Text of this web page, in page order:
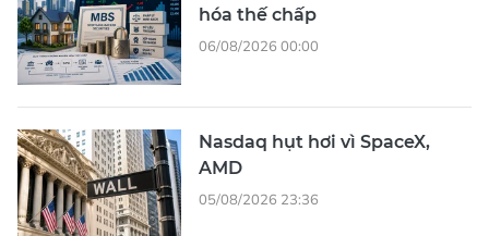
hóa thế chấp
06/08/2026 00:00
Nasdaq hụt hơi vì SpaceX,
AMD
05/08/2026 23:36